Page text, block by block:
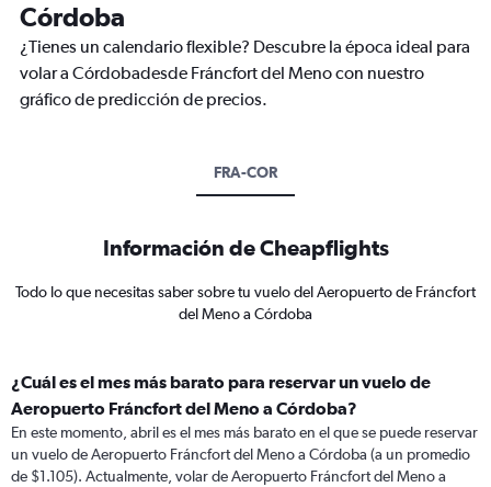
Córdoba
¿Tienes un calendario flexible? Descubre la época ideal para
volar a Córdobadesde Fráncfort del Meno con nuestro
gráfico de predicción de precios.
FRA-COR
Información de Cheapflights
Todo lo que necesitas saber sobre tu vuelo del Aeropuerto de Fráncfort
del Meno a Córdoba
¿Cuál es el mes más barato para reservar un vuelo de
Aeropuerto Fráncfort del Meno a Córdoba?
En este momento, abril es el mes más barato en el que se puede reservar
un vuelo de Aeropuerto Fráncfort del Meno a Córdoba (a un promedio
de $1.105). Actualmente, volar de Aeropuerto Fráncfort del Meno a